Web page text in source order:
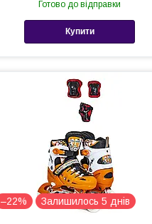
Готово до відправки
Купити
–22% Залишилось 5 днів